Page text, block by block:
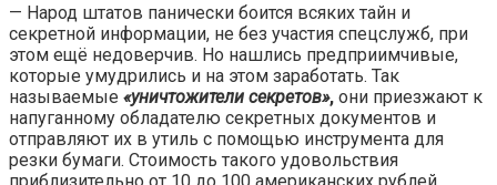
— Народ штатов панически боится всяких тайн и
секретной информации, не без участия спецслужб, при
этом ещё недоверчив. Но нашлись предприимчивые,
которые умудрились и на этом заработать. Так
называемые «уничтожители секретов», они приезжают к
напуганному обладателю секретных документов и
отправляют их в утиль с помощью инструмента для
резки бумаги. Стоимость такого удовольствия